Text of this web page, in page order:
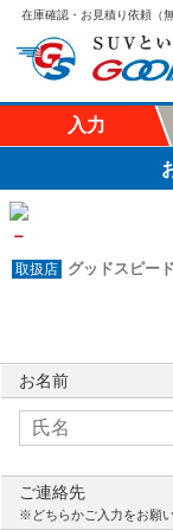
在庫確認・お見積り依頼（無
入力
－
グッドスピー
お名前
ご連絡先
※どちらかご入力をお願い